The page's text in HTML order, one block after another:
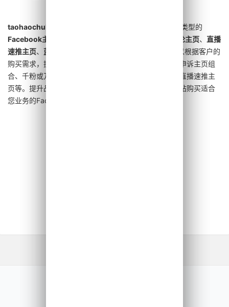
taohaochuhai.com
，出售多种类型的
Facebook主页
五星评论主页、 直播
速推主页、 蓝V主页
以及不同粉丝数量的主页。我们可以根据客户的
购买需求，提供个性化的主页组合。例如：老年主页与申诉主页组
合、千粉或万粉主页、老年申诉与直播速推组合、万粉直播速推主
页等。提升品牌曝光度和社交媒体影响力，从我们的网站购买适合
您业务的Facebook主页开始，